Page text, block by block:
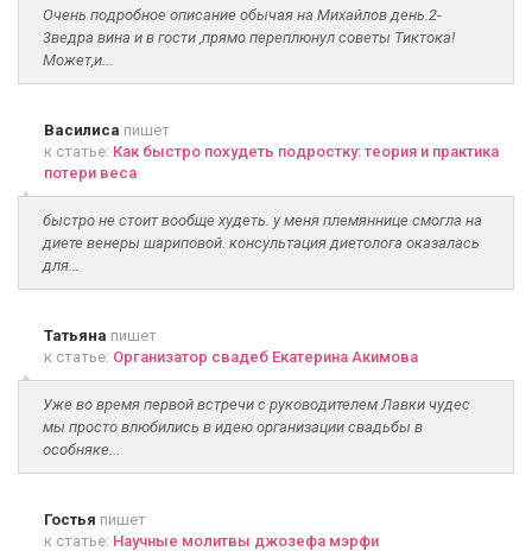
Очень подробное описание обычая на Михайлов день.2-
3ведра вина и в гости ,прямо переплюнул советы Тиктока!
Может,и...
Василиса пишет
к статье: Как быстро похудеть подростку: теория и практика
потери веса
быстро не стоит вообще худеть. у меня племяннице смогла на
диете венеры шариповой. консультация диетолога оказалась
для...
Татьяна пишет
к статье: Организатор свадеб Екатерина Акимова
Уже во время первой встречи с руководителем Лавки чудес
мы просто влюбились в идею организации свадьбы в
особняке...
Гостья пишет
к статье: Научные молитвы джозефа мэрфи